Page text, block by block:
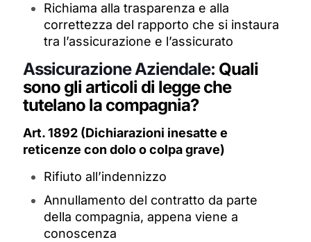
Richiama alla trasparenza e alla
correttezza del rapporto che si instaura
tra l’assicurazione e l’assicurato
Assicurazione Aziendale: Quali
sono gli articoli di legge che
tutelano la compagnia?
Art. 1892 (Dichiarazioni inesatte e
reticenze con dolo o colpa grave)
Rifiuto all’indennizzo
Annullamento del contratto da parte
della compagnia, appena viene a
conoscenza